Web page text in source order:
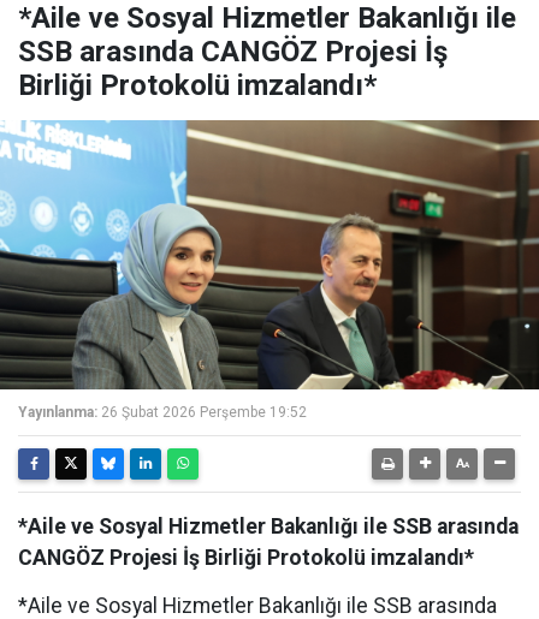
*Aile ve Sosyal Hizmetler Bakanlığı ile
SSB arasında CANGÖZ Projesi İş
Birliği Protokolü imzalandı*
Yayınlanma: 26 Şubat 2026 Perşembe 19:52
*Aile ve Sosyal Hizmetler Bakanlığı ile SSB arasında
CANGÖZ Projesi İş Birliği Protokolü imzalandı*
*Aile ve Sosyal Hizmetler Bakanlığı ile SSB arasında